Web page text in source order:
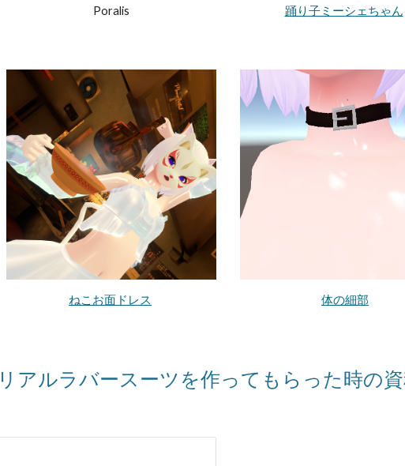
Poralis 踊り子ミーシェちゃん
ねこお面ドレス 体の細部
リアルラバースーツを作ってもらった時の